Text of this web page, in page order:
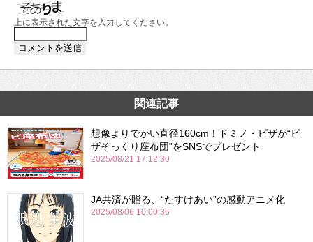
上に表示された文字を入力してください。
関連記事
想像よりでかい直径160cm！ドミノ・ピザが“ピ
ザそっくり座布団”をSNSでプレゼント
2025/08/21 17:12:30
JA共済が贈る、“たすけあい”の感動アニメ化
2025/08/06 10:00:36